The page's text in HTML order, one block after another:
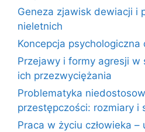
Geneza zjawisk dewiacji i
nieletnich
Koncepcja psychologiczna
Przejawy i formy agresji w
ich przezwyciężania
Problematyka
przestępczości: rozmiary i
Praca w życiu człowieka